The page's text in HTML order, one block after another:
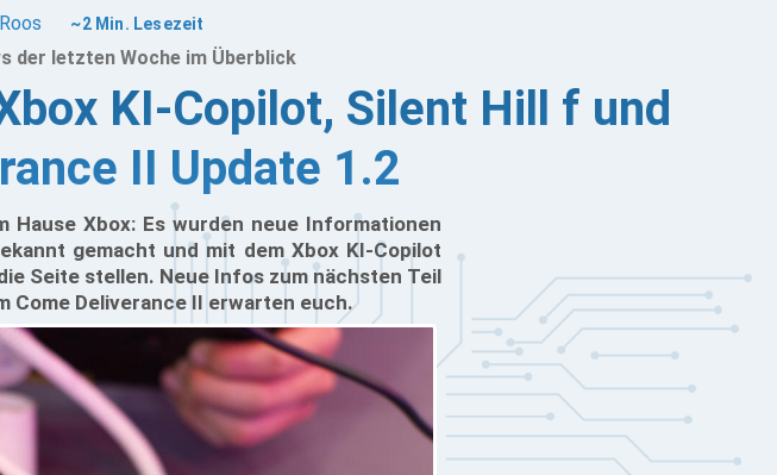
~2 Min. Lesezeit
der letzten Woche im Überblick
KI-Copilot, Silent Hill f und
II Update 1.2
Hause Xbox: Es wurden neue Informationen
gemacht und mit dem Xbox KI-Copilot
Seite stellen. Neue Infos zum nächsten Teil
Come Deliverance II erwarten euch.